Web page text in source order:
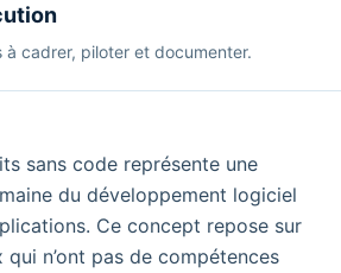
à cadrer, piloter et documenter.
sans code représente une
du développement logiciel
Ce concept repose sur
qui n’ont pas de compétences